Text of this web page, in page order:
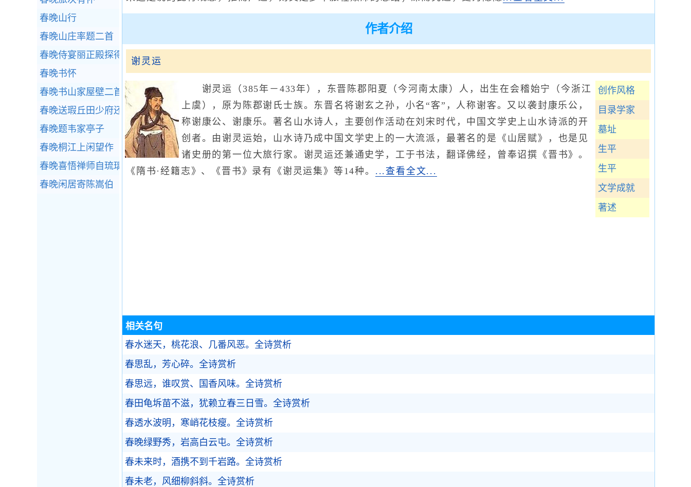
作者介绍
谢灵运
创作风格
目录学家
墓址
生平
生平
文学成就
著述
谢灵运（385年－433年），东晋陈郡阳夏（今河南太康）人，出生在会稽始宁（今浙江
上虞），原为陈郡谢氏士族。东晋名将谢玄之孙，小名“客”，人称谢客。又以袭封康乐公，
称谢康公、谢康乐。著名山水诗人，主要创作活动在刘宋时代，中国文学史上山水诗派的开
创者。由谢灵运始，山水诗乃成中国文学史上的一大流派，最著名的是《山居赋》，也是见
诸史册的第一位大旅行家。谢灵运还兼通史学，工于书法，翻译佛经，曾奉诏撰《晋书》。
《隋书·经籍志》、《晋书》录有《谢灵运集》等14种。 ...查看全文...
相关名句
春水迷天，桃花浪、几番风恶。 全诗赏析
春思乱，芳心碎。 全诗赏析
春思远，谁叹赏、国香风味。 全诗赏析
春田龟坼苗不滋，犹赖立春三日雪。 全诗赏析
春透水波明，寒峭花枝瘦。 全诗赏析
春晚绿野秀，岩高白云屯。 全诗赏析
春未来时，酒携不到千岩路。 全诗赏析
春未老，风细柳斜斜。 全诗赏析
春晚山行
春晚山庄率题二首
春晚侍宴丽正殿探得开字
春晚书怀
春晚书山家屋壁二首
春晚送瑕丘田少府还任，因寄洛中镜上人
春晚题韦家亭子
春晚桐江上闲望作
春晚喜悟禅师自琉璃上方见过
春晚闲居寄陈嵩伯